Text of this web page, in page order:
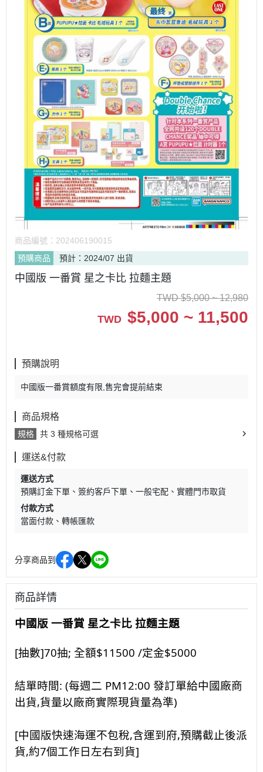
商品編號： 202406190015
預購商品
預計：2024/07 出貨
中國版 一番賞 星之卡比 拉麵主題
TWD $5,000 ~ 12,980
TWD $5,000 ~ 11,500
預購說明
中國版一番賞額度有限,售完會提前結束
商品規格
規格 共 3 種規格可選
運送&付款
運送方式
預購訂金下單
簽約客戶下單 一般宅配
實體門市取貨
付款方式
當面付款
轉帳匯款
分享商品到
商品詳情
中國版 一番賞 星之卡比 拉麵主題
[抽數]70抽; 全額$11500 /定金$5000
結單時間: (每週二 PM12:00 發訂單給中國廠商
出貨,貨量以廠商實際現貨量為準)
[中國版快速海運不包稅,含運到府,預購截止後派
貨,約7個工作日左右到貨]